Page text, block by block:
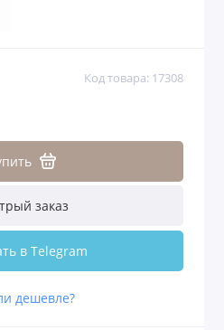
Код товара: 17308
заказ
в Telegram
дешевле?